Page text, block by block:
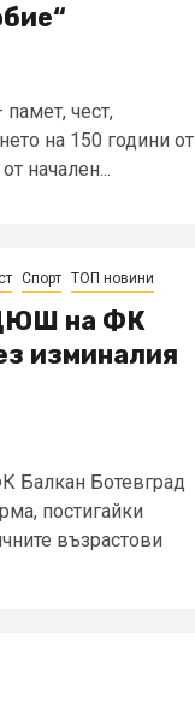
чест,
на 150 години от
начален...
Спорт ТОП новини
на ФК
изминалия
Балкан Ботевград
постигайки
възрастови